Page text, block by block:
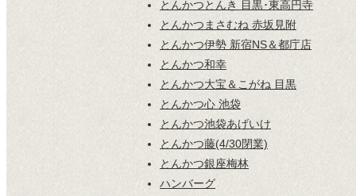
とんかつとんき 目黒･東高円寺
とんかつまさむね 赤坂見附
とんかつ伊勢 新宿NS＆都庁店
とんかつ和幸
とんかつ大宝＆こがね 目黒
とんかつ心 池袋
とんかつ池袋あげいけ
とんかつ藤(4/30閉業)
とんかつ銀座梅林
ハンバーグ